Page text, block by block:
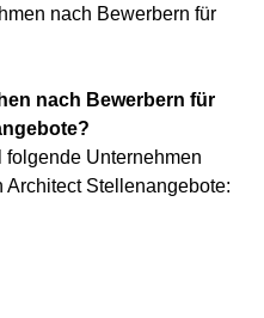
nach Bewerbern für
nach Bewerbern für
Unternehmen
Stellenangebote: